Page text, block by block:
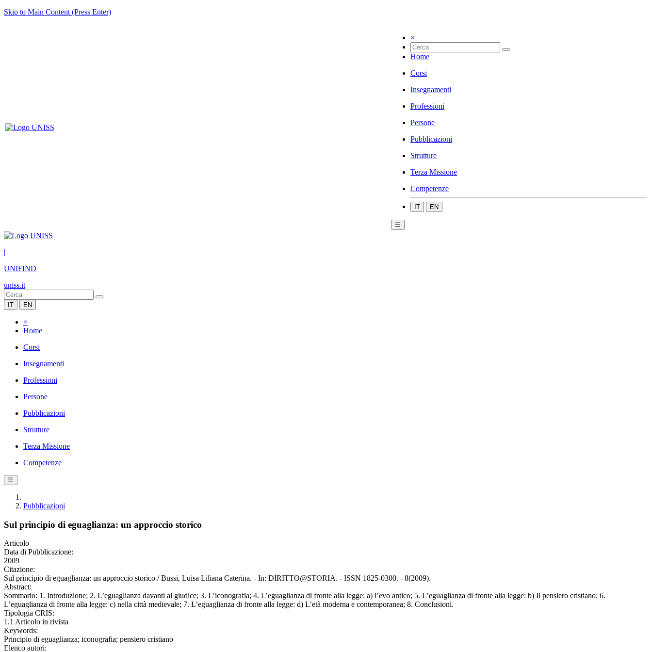
Skip to Main Content (Press Enter)
×
Home
Corsi
Insegnamenti
Professioni
Persone
Pubblicazioni
Strutture
Terza Missione
Competenze
IT EN
☰
|
UNIFIND
uniss.it
IT EN
×
Home
Corsi
Insegnamenti
Professioni
Persone
Pubblicazioni
Strutture
Terza Missione
Competenze
☰
Pubblicazioni
Sul principio di eguaglianza: un approccio storico
Articolo
Data di Pubblicazione:
2009
Citazione:
Sul principio di eguaglianza: un approccio storico / Bussi, Luisa Liliana Caterina. - In: DIRITTO@STORIA. - ISSN 1825-0300. - 8(2009).
Abstract:
Sommario: 1. Introduzione; 2. L’eguaglianza davanti al giudice; 3. L’iconografia; 4. L’eguaglianza di fronte alla legge: a) l’evo antico; 5. L’eguaglianza di fronte alla legge: b) Il pensiero cristiano; 6.
L’eguaglianza di fronte alla legge: c) nella città medievale; 7. L’eguaglianza di fronte alla legge: d) L’età moderna e contemporanea; 8. Conclusioni.
Tipologia CRIS:
1.1 Articolo in rivista
Keywords:
Principio di eguaglianza; iconografia; pensiero cristiano
Elenco autori: